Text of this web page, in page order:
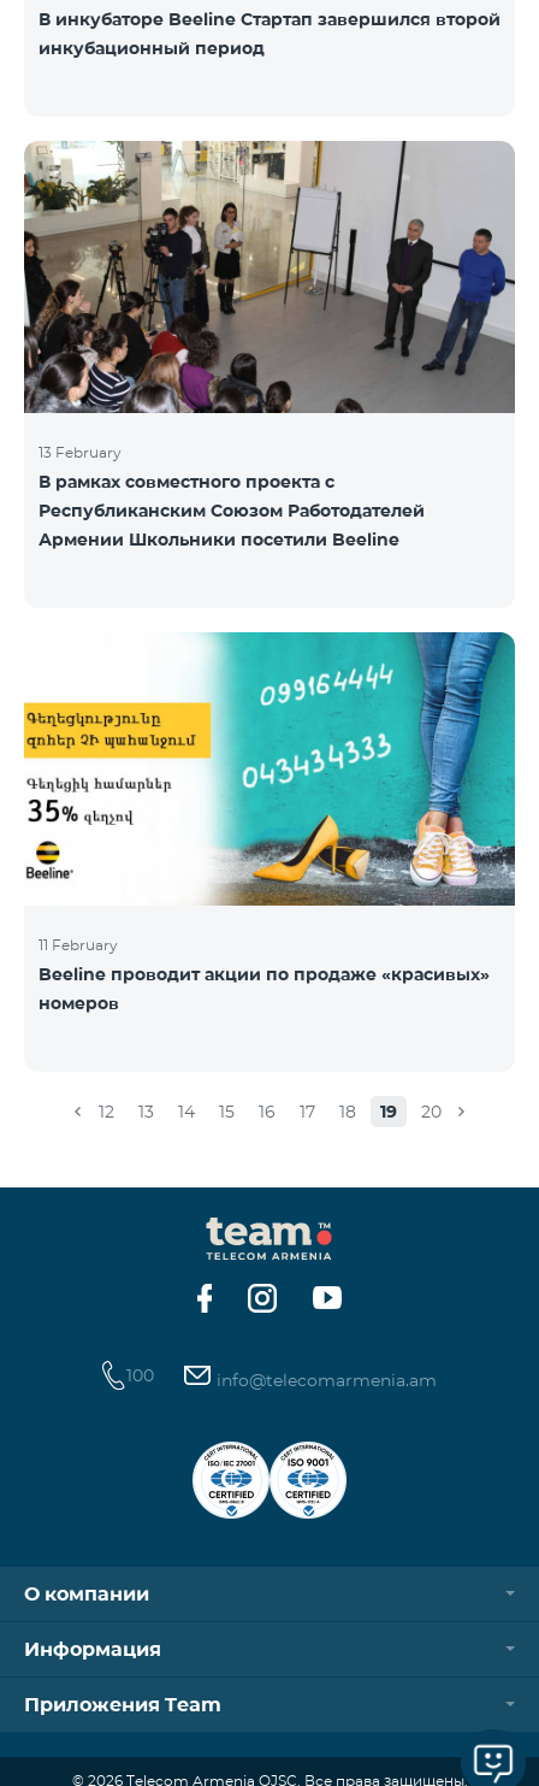
В инкубаторе Beeline Стартап завершился второй
инкубационный период
13 February
В рамках совместного проекта с
Республиканским Союзом Работодателей
Армении Школьники посетили Beeline
11 February
Beeline проводит акции по продаже «красивых»
номеров
12 13 14 15 16 17 18 19 20
100 info@telecomarmenia.am
О компании
Информация
Приложения Team
© 2026 Telecom Armenia OJSC. Все права защищены.